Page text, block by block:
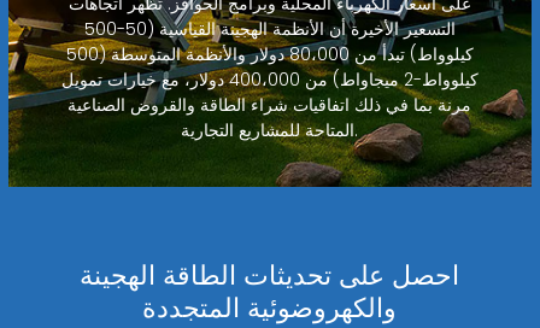
التسعير الأخيرة أن الأنظمة الهجينة القياسية (50-500
كيلوواط) تبدأ من 80،000 دولار والأنظمة المتوسطة (500
كيلوواط-2 ميجاواط) من 400،000 دولار، مع خيارات تمويل
مرنة بما في ذلك اتفاقيات شراء الطاقة والقروض الصناعية
المتاحة للمشاريع التجارية.
احصل على تحديثات الطاقة الهجينة
والكهروضوئية المتجددة